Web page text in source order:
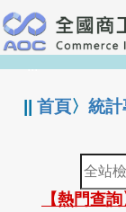
跳
到
主
要
:::
||首頁〉統
全
站
檢
【熱門查